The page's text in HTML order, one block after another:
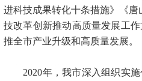
进科技成果转化十条措施》《
技改革创新推动高质量发展工
推全市产业升级和高质量发展。
2020年，我市深入组织实施